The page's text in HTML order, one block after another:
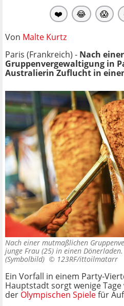
❤️ 😂 😱
Von Malte Kurtz
Paris (Frankreich) - Nach
Gruppenvergewaltigung in
Australierin Zuflucht in
Nach einer mutmaßlichen
junge Frau (25) in einen Dönerladen.
(Symbolbild) © 123RF/ittoilmatarr
Ein Vorfall in einem Party-
Hauptstadt sorgt wenige
der Olympischen Spielefür